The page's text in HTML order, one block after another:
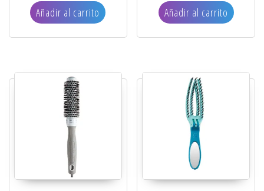
Añadir al carrito Añadir al carrito